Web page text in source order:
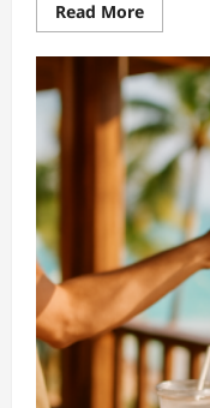
Read MoreRead
more
Antilles:
15
auf
&